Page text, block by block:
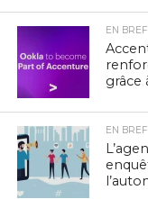
EN BREF
grâce
EN BREF